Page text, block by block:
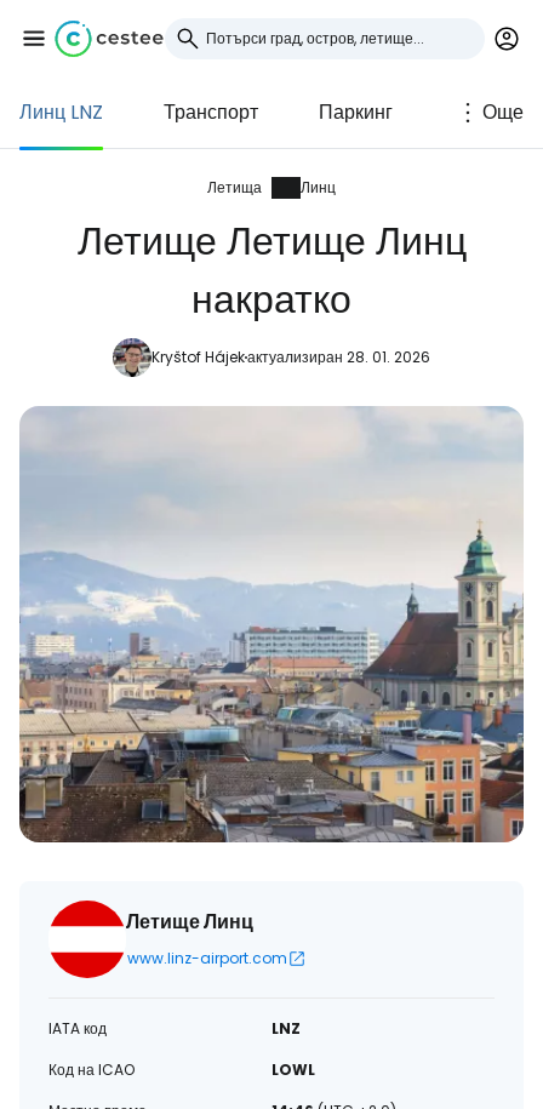
Линц LNZ Транспорт Паркинг Още
Летища Линц
Летище Летище Линц
накратко
Kryštof Hájekактуализиран 28. 01. 2026
Летище Линц
www.linz-airport.com
IATA код
LNZ
Код на ICAO
LOWL
Влезте в Cestee
... световната общност на туристите
Продължете с Google
Продължете с Facebook